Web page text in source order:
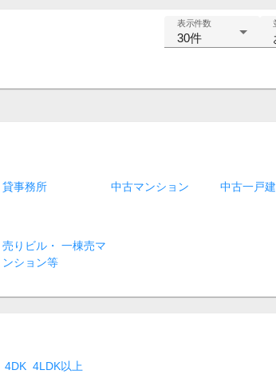
表示件数
30件
貸事務所 中古マンション 中古一戸
売りビル・ 一棟売マ
ンション等
4DK 4LDK以上